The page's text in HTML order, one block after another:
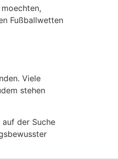
Fußballwetten
Viele
stehen
der Suche